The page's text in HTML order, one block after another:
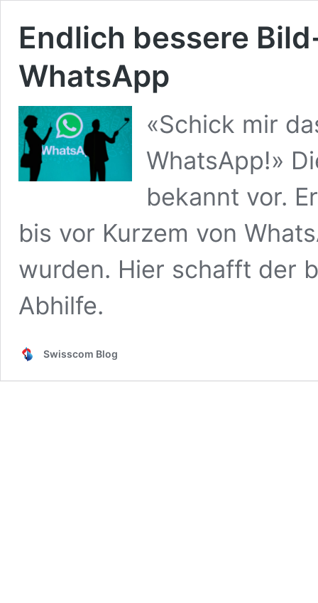
Endlich bessere
WhatsApp
«Schick mir
WhatsApp!»
bekannt vor.
bis vor Kurzem von
wurden. Hier schafft der
Abhilfe.
Swisscom Blog